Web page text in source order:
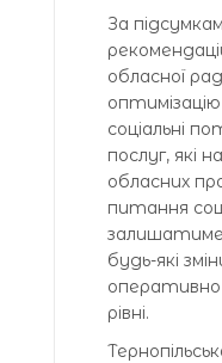
За
обласної
соціальні
послуг, які
обласних
питання
будь-які
оперативно
рівні.